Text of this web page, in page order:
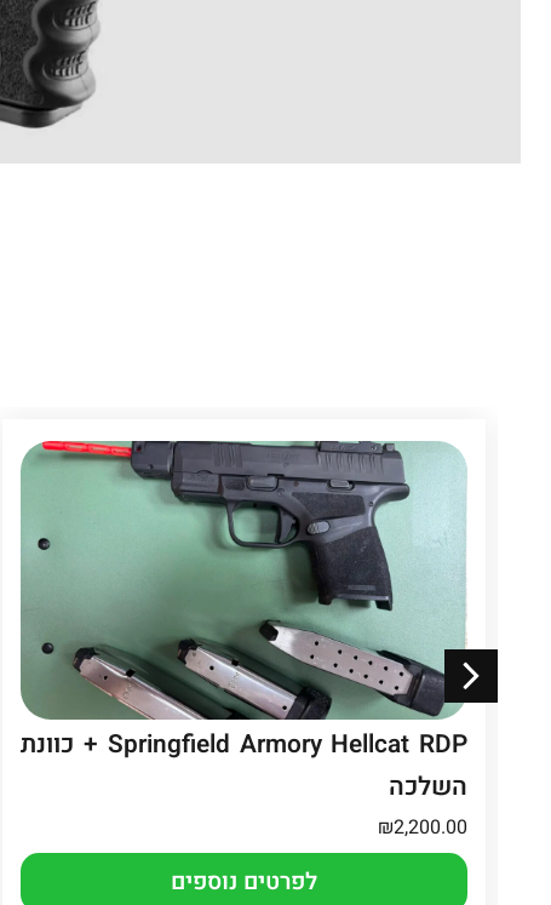
Springfield Armory Hellcat RDP + כוונת
השלכה
₪2,200.00
לפרטים נוספים